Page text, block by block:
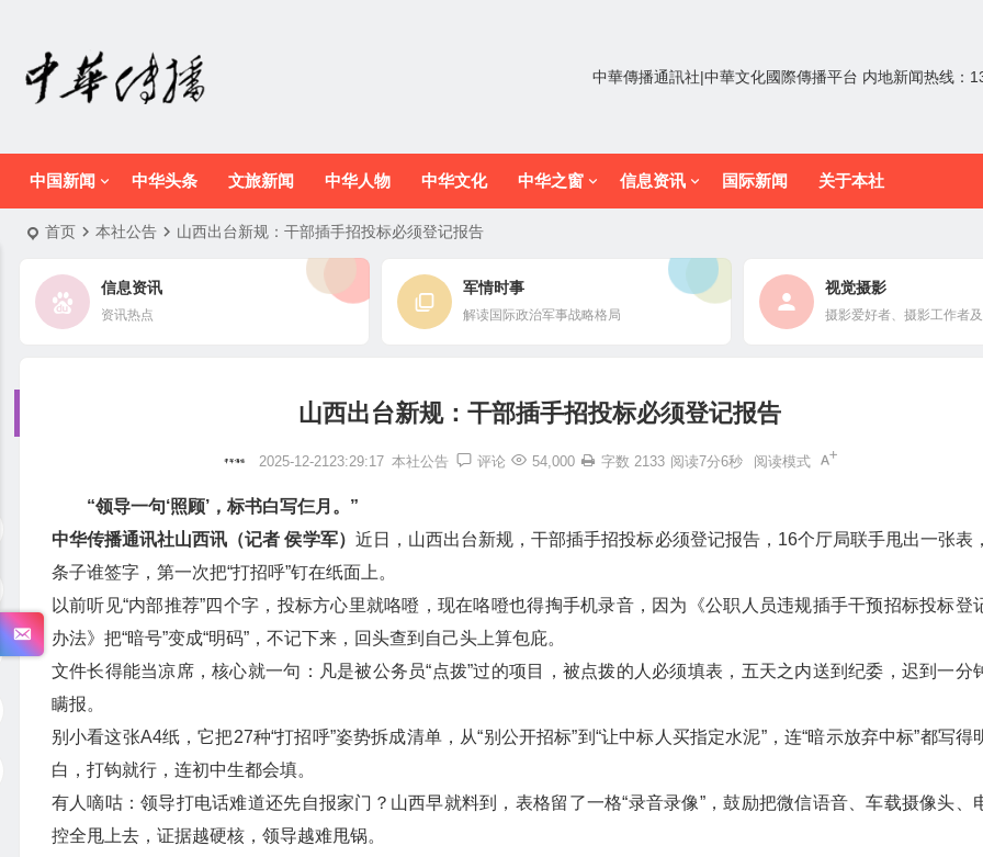
中華傳播通訊社|中華文化國際傳播平台 内地新闻热线：
中国新闻 中华头条 文旅新闻 中华人物 中华文化 中华之窗 信息资讯 国际新闻 关于本社
首页 本社公告 山西出台新规：干部插手招投标必须登记报告
信息资讯
资讯热点
军情时事
解读国际政治军事战略格局
视觉摄影
摄影爱好者、摄影工作者
山西出台新规：干部插手招投标必须登记报告
2025-12-2123:29:17 本社公告 评论 54,000 字数 2133 阅读7分6秒 阅读模式
“领导一句‘照顾’，标书白写仨月。”
中华传播通讯社山西讯（记者 侯学军） 近日，山西出台新规，干部插手招投标必须登记报告，16个厅局联手甩出一张表
条子谁签字，第一次把“打招呼”钉在纸面上。
以前听见“内部推荐”四个字，投标方心里就咯噔，现在咯噔也得掏手机录音，因为《公职人员违规插手干预招标投标登
办法》把“暗号”变成“明码”，不记下来，回头查到自己头上算包庇。
文件长得能当凉席，核心就一句：凡是被公务员“点拨”过的项目，被点拨的人必须填表，五天之内送到纪委，迟到一分
瞒报。
别小看这张A4纸，它把27种“打招呼”姿势拆成清单，从“别公开招标”到“让中标人买指定水泥”，连“暗示放弃中标”都写得
白，打钩就行，连初中生都会填。
有人嘀咕：领导打电话难道还先自报家门？山西早就料到，表格留了一格“录音录像”，鼓励把微信语音、车载摄像头、
控全甩上去，证据越硬核，领导越难甩锅。